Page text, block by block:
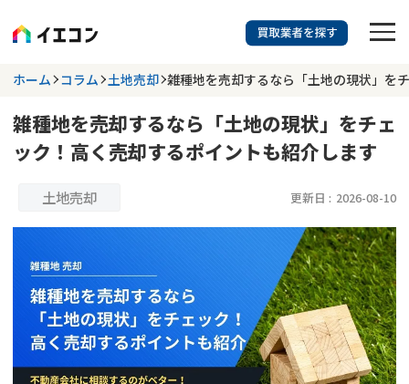
訳あり物件に強い業者を探す
都道府県を選択 相談内容を選択
更新日 :2026年07月31日
相談内容で探す
空き家 事故物件
不動産コラム
ホーム コラム 土地売却 雑種地を売却するなら「土地の現状」を
雑種地を売却するなら「土地の現状」をチェ
ック！高く売却するポイントも紹介します
土地売却 更新日 : 2026-08-10